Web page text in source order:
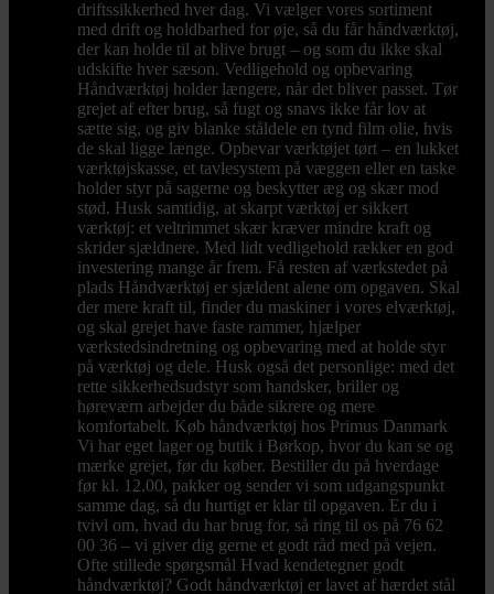
driftssikkerhed hver dag. Vi vælger vores sortiment
med drift og holdbarhed for øje, så du får håndværktøj,
der kan holde til at blive brugt – og som du ikke skal
udskifte hver sæson. Vedligehold og opbevaring
Håndværktøj holder længere, når det bliver passet. Tør
grejet af efter brug, så fugt og snavs ikke får lov at
sætte sig, og giv blanke ståldele en tynd film olie, hvis
de skal ligge længe. Opbevar værktøjet tørt – en lukket
værktøjskasse, et tavlesystem på væggen eller en taske
holder styr på sagerne og beskytter æg og skær mod
stød. Husk samtidig, at skarpt værktøj er sikkert
værktøj: et veltrimmet skær kræver mindre kraft og
skrider sjældnere. Med lidt vedligehold rækker en god
investering mange år frem. Få resten af værkstedet på
plads Håndværktøj er sjældent alene om opgaven. Skal
der mere kraft til, finder du maskiner i vores elværktøj,
og skal grejet have faste rammer, hjælper
værkstedsindretning og opbevaring med at holde styr
på værktøj og dele. Husk også det personlige: med det
rette sikkerhedsudstyr som handsker, briller og
høreværn arbejder du både sikrere og mere
komfortabelt. Køb håndværktøj hos Primus Danmark
Vi har eget lager og butik i Børkop, hvor du kan se og
mærke grejet, før du køber. Bestiller du på hverdage
før kl. 12.00, pakker og sender vi som udgangspunkt
samme dag, så du hurtigt er klar til opgaven. Er du i
tvivl om, hvad du har brug for, så ring til os på 76 62
00 36 – vi giver dig gerne et godt råd med på vejen.
Ofte stillede spørgsmål Hvad kendetegner godt
håndværktøj? Godt håndværktøj er lavet af hærdet stål